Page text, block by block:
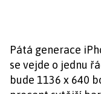
Pátá generace
se vejde o jednu
bude 1136 x 640